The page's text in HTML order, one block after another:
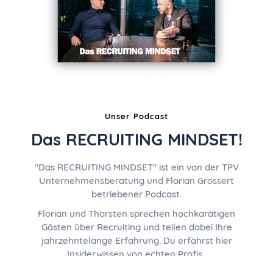
Unser Podcast
Das RECRUITING MINDSET!
"Das RECRUITING MINDSET" ist ein von der TPV
Unternehmensberatung und Florian Grossert
betriebener Podcast.
Florian und Thorsten sprechen hochkarätigen
Gästen über Recruiting und teilen dabei Ihre
jahrzehntelange Erfahrung. Du erfährst hier